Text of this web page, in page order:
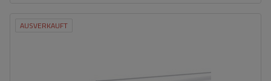
AUSVERKAUFT